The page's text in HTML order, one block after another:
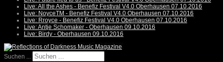
Live: All the Ashes - Benefiz Festival V4.0 Oberhausen 07.10.2016
Live: NoyceTM - Benefiz Festival V4.0 Oberhausen 07.10.2016
Live: Rroyce - Benefiz Festival V4.0 Oberhausen 07.10.2016
Live: Antje Schomaker - Oberhausen 09.10.2016
Live: Birdy - Oberhausen 09.10.2016
Suchen ...